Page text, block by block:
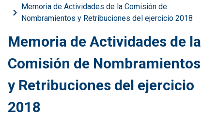
Memoria de Actividades de la Comisión de
Nombramientos y Retribuciones del ejercicio 2018
Memoria de Actividades de la
Comisión de Nombramientos
y Retribuciones del ejercicio
2018